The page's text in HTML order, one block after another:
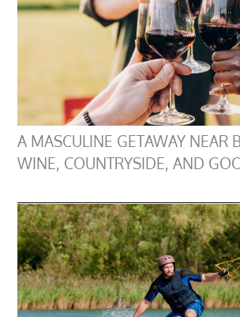
A MASCULINE GETAWAY NEAR
WINE, COUNTRYSIDE, AND